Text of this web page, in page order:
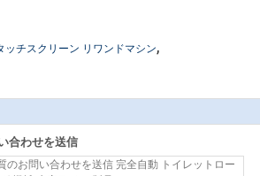
ッチスクリーン リワンドマシン,
合わせを送信